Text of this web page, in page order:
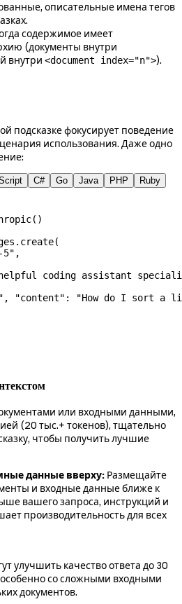
описательные имена тегов
содержимое имеет
(документы внутри
внутри <document index="n">).
подсказке фокусирует поведение
использования. Даже одно
C# Go Java PHP Ruby
5" ,
coding assistant
, "content" :
"How do I sort a
или входными данными,
(20 тыс.+ токенов), тщательно
чтобы получить лучшие
данные вверху: Размещайте
и входные данные ближе к
вашего запроса, инструкций и
производительность для всех
улучшить качество ответа до 30
особенно со сложными входными
документов.